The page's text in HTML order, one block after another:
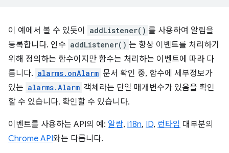
이 예에서 볼 수 있듯이 addListener() 를 사용하여 알림을
등록합니다. 인수 addListener() 는 항상 이벤트를 처리하기
위해 정의하는 함수이지만 함수는 처리하는 이벤트에 따라 다
릅니다. alarms.onAlarm 문서 확인 중, 함수에 세부정보가
있는 alarms.Alarm 객체라는 단일 매개변수가 있음을 확인
할 수 있습니다. 확인할 수 있습니다.
이벤트를 사용하는 API의 예: 알람, i18n, ID, 런타임 대부분의
Chrome API와는 다릅니다.